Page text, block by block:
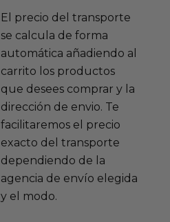
El precio del transporte
se calcula de forma
automática añadiendo al
carrito los productos
que desees comprar y la
dirección de envio. Te
facilitaremos el precio
exacto del transporte
dependiendo de la
agencia de envío elegida
y el modo.